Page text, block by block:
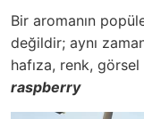
Bir aromanın
değildir; aynı
hafıza, renk, görsel
raspberry